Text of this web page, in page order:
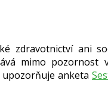
zdravotnictví ani
mimo pozornost
anketa